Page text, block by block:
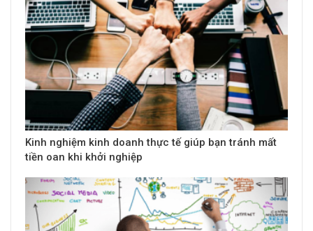
Kinh nghiệm kinh doanh thực tế giúp bạn tránh mất
tiền oan khi khởi nghiệp